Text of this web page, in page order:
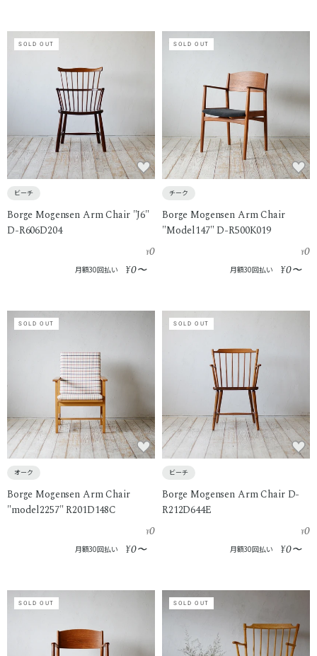
SOLD OUT
ビーチ
Borge Mogensen Arm Chair "J6"
D-R606D204
¥0
月額30回払い ¥0〜
SOLD OUT
チーク
Borge Mogensen Arm Chair
"Model147" D-R500K019
¥0
月額30回払い ¥0〜
SOLD OUT
オーク
Borge Mogensen Arm Chair
"model2257" R201D148C
¥0
月額30回払い ¥0〜
SOLD OUT
ビーチ
Borge Mogensen Arm Chair D-
R212D644E
¥0
月額30回払い ¥0〜
SOLD OUT SOLD OUT